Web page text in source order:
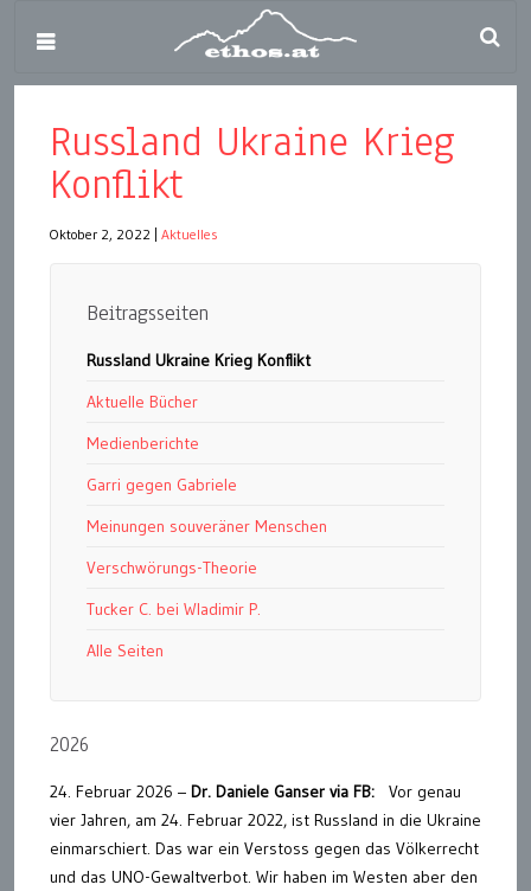
Russland Ukraine Krieg
Konflikt
Oktober 2, 2022 Aktuelles
Beitragsseiten
Russland Ukraine Krieg Konflikt
Aktuelle Bücher
Medienberichte
Garri gegen Gabriele
Meinungen souveräner Menschen
Verschwörungs-Theorie
Tucker C. bei Wladimir P.
Alle Seiten
2026
24. Februar 2026 – Dr. Daniele Ganser via FB: Vor genau
vier Jahren, am 24. Februar 2022, ist Russland in die Ukraine
einmarschiert. Das war ein Verstoss gegen das Völkerrecht
und das UNO-Gewaltverbot. Wir haben im Westen aber den